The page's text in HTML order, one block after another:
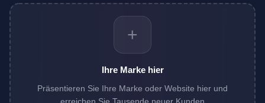
+
Ihre Marke hier
Präsentieren Sie Ihre Marke oder Website hier und